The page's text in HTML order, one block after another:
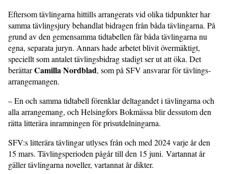
Eftersom tävlingarna hittills arrangerats vid olika tidpunkter har
samma tävlingsjury behandlat bidragen från båda tävlingarna. På
grund av den gemensamma tidtabellen får båda tävlingarna nu
egna, separata juryn. Annars hade arbetet blivit övermäktigt,
speciellt som antalet tävlingsbidrag stadigt ser ut att öka. Det
berättarCamilla Nordblad, som på SFV ansvarar för tävlings­
arrangemangen.
– En och samma tidtabell förenklar deltagandet i tävlingarna och
alla arrangemang, och Helsingfors Bokmässa blir dessutom den
rätta litterära inramningen för pris­utdelningarna.
SFV:s litterära tävlingar utlyses från och med 2024 varje år den
15 mars. Tävlingsperioden pågår till den 15 juni. Vartannat år
gäller tävlingarna noveller, vartannat år dikter.